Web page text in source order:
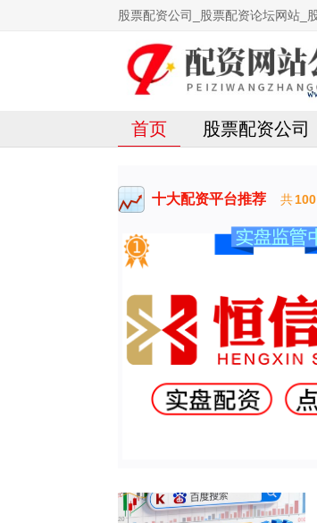
股票配资公司_股票配资论坛网站_
首页 股票配资公司
十大配资平台推荐 共100